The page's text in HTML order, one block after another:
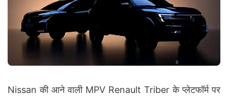
Nissan की आने वाली MPV Renault Triber के प्लेटफॉर्म पर